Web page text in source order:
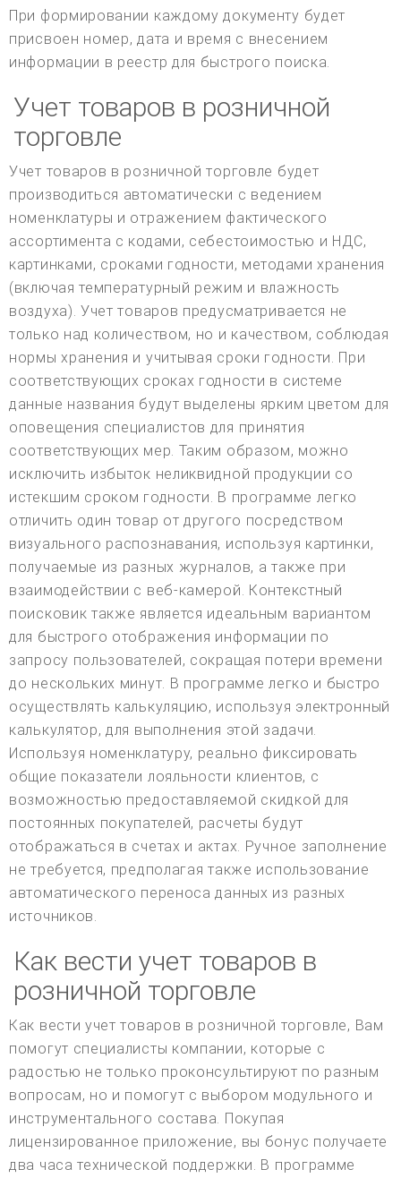
При формировании каждому документу будет
присвоен номер, дата и время с внесением
информации в реестр для быстрого поиска.
Учет товаров в розничной
торговле
Учет товаров в розничной торговле будет
производиться автоматически с ведением
номенклатуры и отражением фактического
ассортимента с кодами, себестоимостью и НДС,
картинками, сроками годности, методами хранения
(включая температурный режим и влажность
воздуха). Учет товаров предусматривается не
только над количеством, но и качеством, соблюдая
нормы хранения и учитывая сроки годности. При
соответствующих сроках годности в системе
данные названия будут выделены ярким цветом для
оповещения специалистов для принятия
соответствующих мер. Таким образом, можно
исключить избыток неликвидной продукции со
истекшим сроком годности. В программе легко
отличить один товар от другого посредством
визуального распознавания, используя картинки,
получаемые из разных журналов, а также при
взаимодействии с веб-камерой. Контекстный
поисковик также является идеальным вариантом
для быстрого отображения информации по
запросу пользователей, сокращая потери времени
до нескольких минут. В программе легко и быстро
осуществлять калькуляцию, используя электронный
калькулятор, для выполнения этой задачи.
Используя номенклатуру, реально фиксировать
общие показатели лояльности клиентов, с
возможностью предоставляемой скидкой для
постоянных покупателей, расчеты будут
отображаться в счетах и актах. Ручное заполнение
не требуется, предполагая также использование
автоматического переноса данных из разных
источников.
Как вести учет товаров в
розничной торговле
Как вести учет товаров в розничной торговле, Вам
помогут специалисты компании, которые с
радостью не только проконсультируют по разным
вопросам, но и помогут с выбором модульного и
инструментального состава. Покупая
лицензированное приложение, вы бонус получаете
два часа технической поддержки. В программе